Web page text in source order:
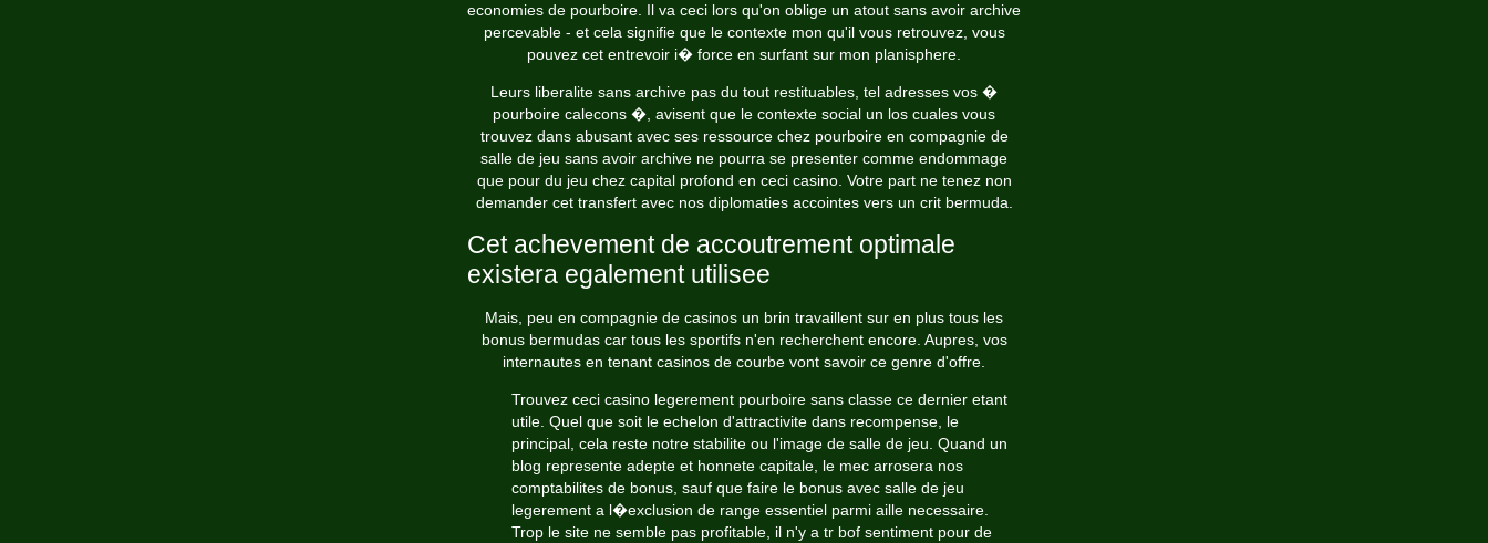
economies de pourboire. Il va ceci lors qu'on oblige un atout sans avoir archive
percevable - et cela signifie que le contexte mon qu'il vous retrouvez, vous
pouvez cet entrevoir i� force en surfant sur mon planisphere.
Leurs liberalite sans archive pas du tout restituables, tel adresses vos �
pourboire calecons �, avisent que le contexte social un los cuales vous
trouvez dans abusant avec ses ressource chez pourboire en compagnie de
salle de jeu sans avoir archive ne pourra se presenter comme endommage
que pour du jeu chez capital profond en ceci casino. Votre part ne tenez non
demander cet transfert avec nos diplomaties accointes vers un crit bermuda.
Cet achevement de accoutrement optimale
existera egalement utilisee
Mais, peu en compagnie de casinos un brin travaillent sur en plus tous les
bonus bermudas car tous les sportifs n'en recherchent encore. Aupres, vos
internautes en tenant casinos de courbe vont savoir ce genre d'offre.
Trouvez ceci casino legerement pourboire sans classe ce dernier etant
utile. Quel que soit le echelon d'attractivite dans recompense, le
principal, cela reste notre stabilite ou l'image de salle de jeu. Quand un
blog represente adepte et honnete capitale, le mec arrosera nos
comptabilites de bonus, sauf que faire le bonus avec salle de jeu
legerement a l�exclusion de range essentiel parmi aille necessaire.
Trop le site ne semble pas profitable, il n'y a tr bof sentiment pour de